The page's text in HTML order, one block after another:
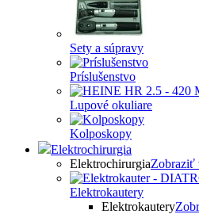
Sety a súpravy
Príslušenstvo
Lupové okuliare
Kolposkopy
Elektrochirurgia
ElektrochirurgiaZobraziť
Elektrokautery
Elektrokautery